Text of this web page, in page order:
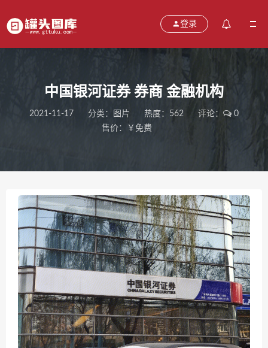
登录
中国银河证券 券商 金融机构
2021-11-17 分类： 图片 热度：562 评论：
0
售价：￥免费